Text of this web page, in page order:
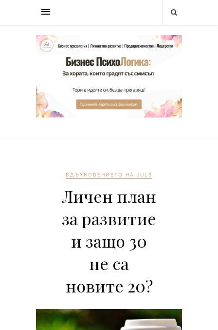
ВДЪХНОВЕНИЕТО НА JULS
Личен план
за развитие
и защо 30
не са
новите 20?